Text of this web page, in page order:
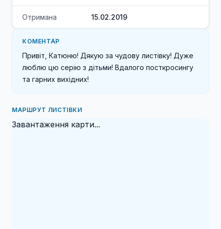
Отримана 15.02.2019
КОМЕНТАР
Привіт, Катюню! Дякую за чудову листівку! Дуже
люблю цю серію з дітьми! Вдалого посткросингу
та гарних вихідних!
МАРШРУТ ЛИСТІВКИ
Завантаження карти...